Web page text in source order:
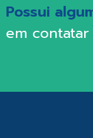
Possui
em